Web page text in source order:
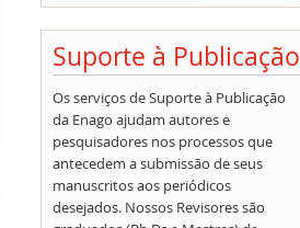
Suporte à Publicação
Os serviços de Suporte à Publicação
da Enago ajudam autores e
pesquisadores nos processos que
antecedem a submissão de seus
manuscritos aos periódicos
desejados. Nossos Revisores são